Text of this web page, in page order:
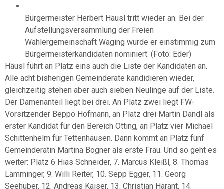
Bürgermeister Herbert Häusl tritt wieder an. Bei der
Aufstellungsversammlung der Freien
Wählergemeinschaft Waging wurde er einstimmig zum
Bürgermeisterkandidaten nominiert. (Foto: Eder)
Häusl führt an Platz eins auch die Liste der Kandidaten an.
Alle acht bisherigen Gemeinderäte kandidieren wieder,
gleichzeitig stehen aber auch sieben Neulinge auf der Liste.
Der Damenanteil liegt bei drei. An Platz zwei liegt FW-
Vorsitzender Beppo Hofmann, an Platz drei Martin Dandl als
erster Kandidat für den Bereich Otting, an Platz vier Michael
Schittenhelm für Tettenhausen. Dann kommt an Platz fünf
Gemeinderätin Martina Bogner als erste Frau. Und so geht es
weiter: Platz 6 Hias Schneider, 7. Marcus Kleißl, 8. Thomas
Lamminger, 9. Willi Reiter, 10. Sepp Egger, 11. Georg
Seehuber, 12. Andreas Kaiser, 13. Christian Harant, 14.